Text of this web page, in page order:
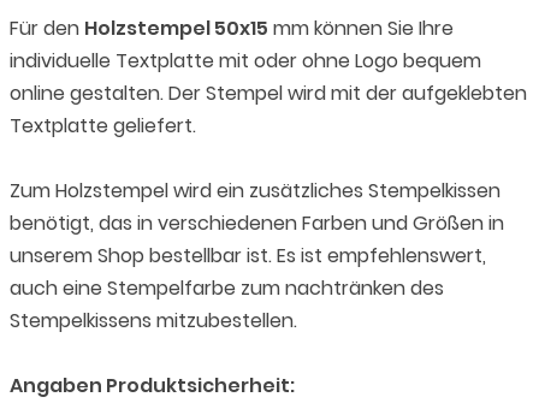
Für den Holzstempel 50x15 mm können Sie Ihre
individuelle Textplatte mit oder ohne Logo bequem
online gestalten. Der Stempel wird mit der aufgeklebten
Textplatte geliefert.
Zum Holzstempel wird ein zusätzliches Stempelkissen
benötigt, das in verschiedenen Farben und Größen in
unserem Shop bestellbar ist. Es ist empfehlenswert,
auch eine Stempelfarbe zum nachtränken des
Stempelkissens mitzubestellen.
Angaben Produktsicherheit: